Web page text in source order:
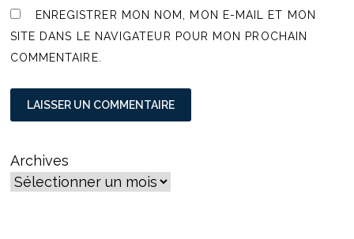
ENREGISTRER MON NOM, MON E-MAIL ET MON
SITE DANS LE NAVIGATEUR POUR MON PROCHAIN
COMMENTAIRE.
Archives